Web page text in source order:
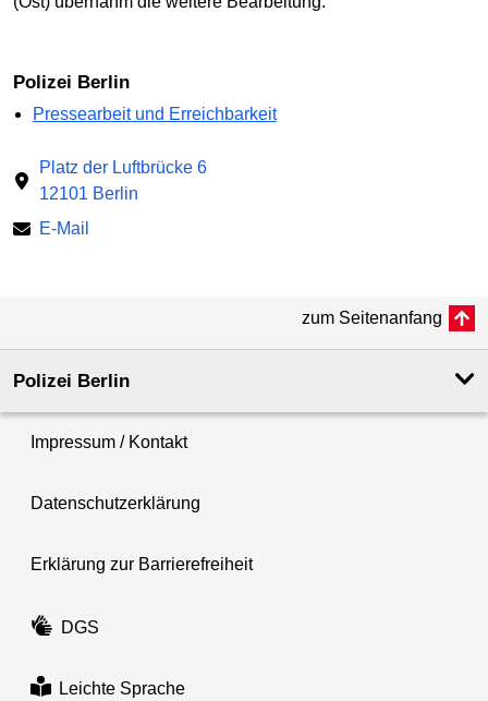
Polizei Berlin
Pressearbeit und Erreichbarkeit
Platz der Luftbrücke 6
12101 Berlin
E-Mail
zum Seitenanfang
Polizei Berlin
Impressum / Kontakt
Datenschutzerklärung
Erklärung zur Barrierefreiheit
DGS
Leichte Sprache